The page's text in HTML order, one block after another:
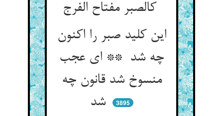
این کلید صبر را اکنون
چه شد ** ای عجب
منسوخ شد قانون چه
شد
3895